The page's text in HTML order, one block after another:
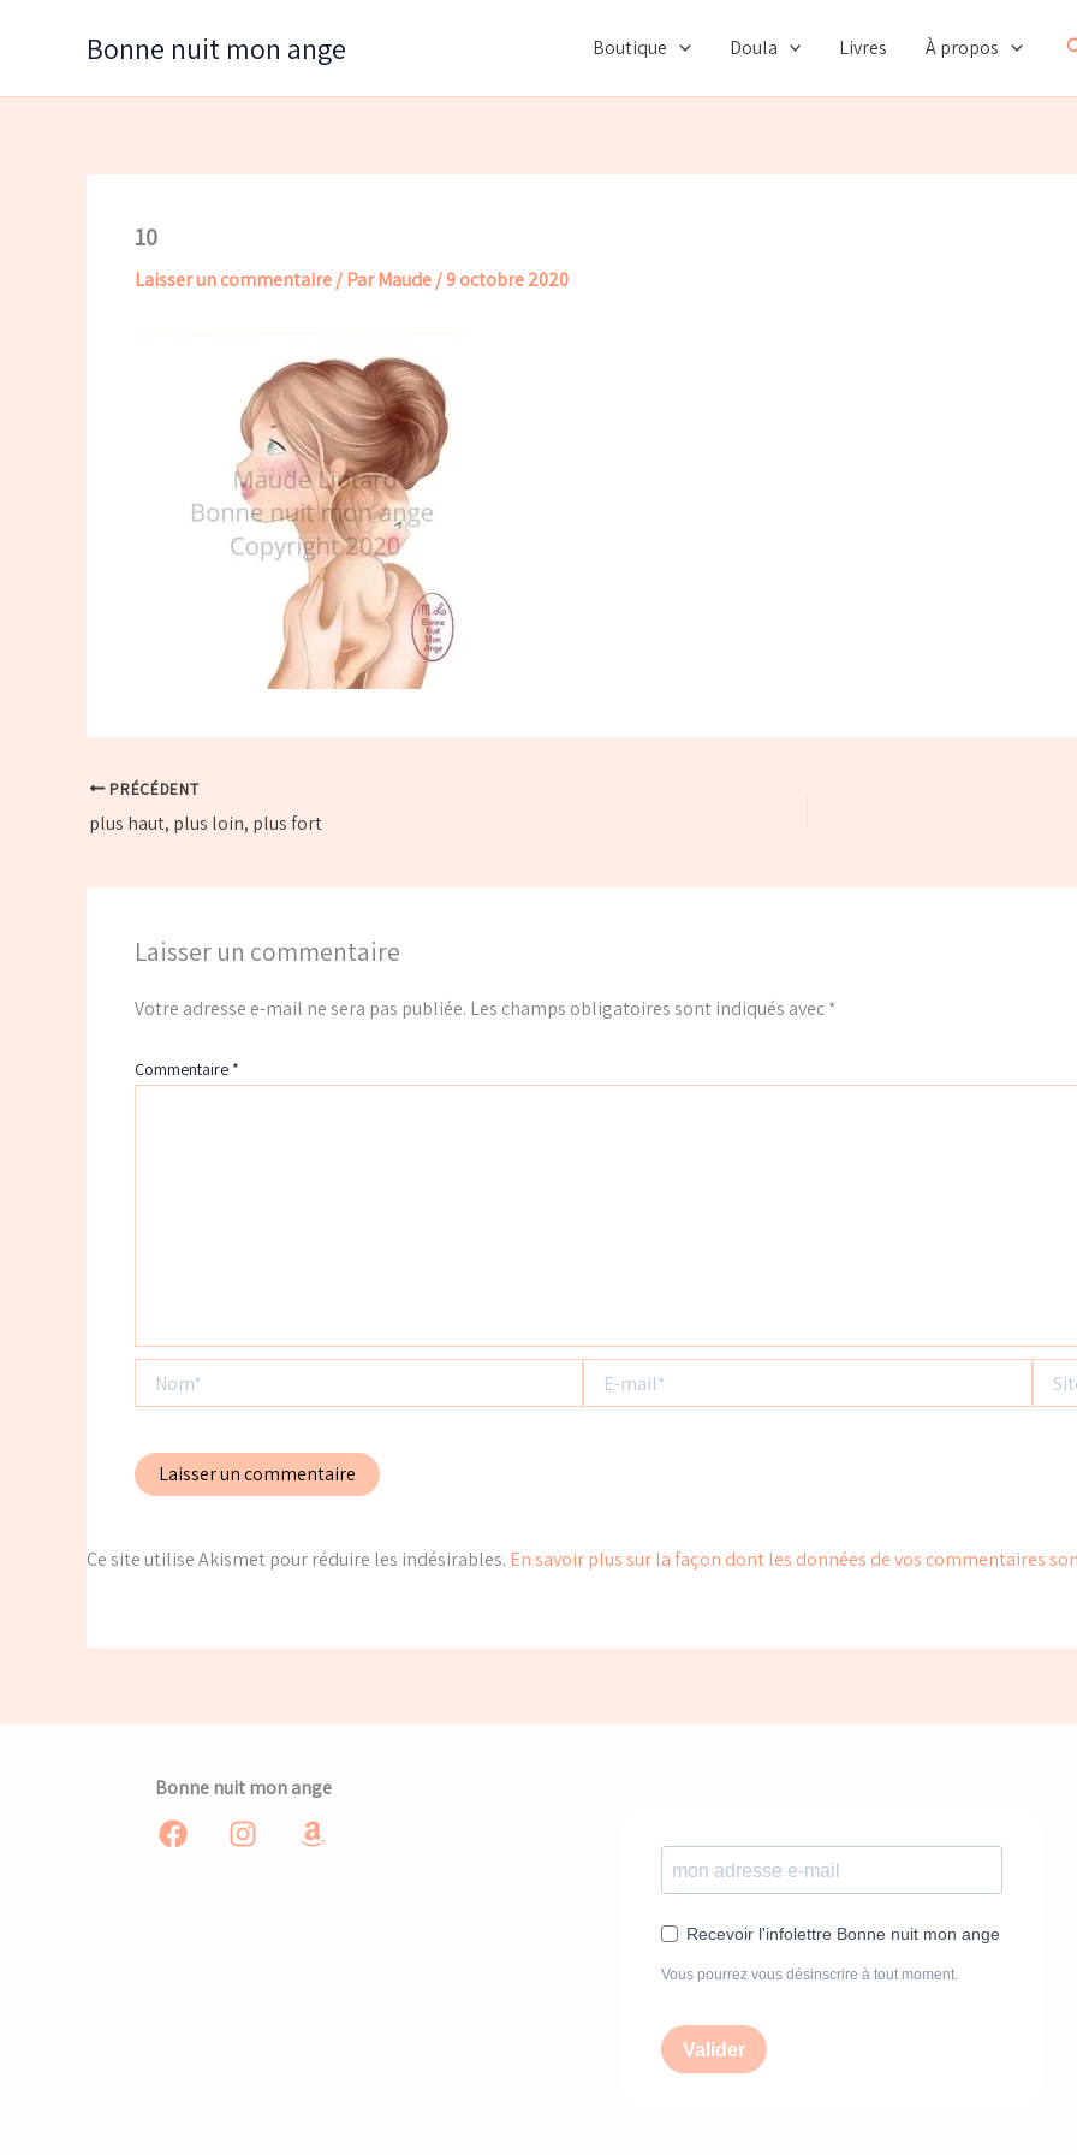
Bonne nuit mon ange Boutique Doula Livres À propos
10
Laisser un commentaire/ ParMaude/9 octobre 2020
PRÉCÉDENT
plus haut, plus loin, plus fort
Laisser un commentaire
Votre adresse e-mail ne sera pas publiée. Les champs obligatoires sont indiqués avec*
Commentaire *
mail*
Ce site utilise Akismet pour réduire les indésirables. En savoir plus sur la façon dont les données de vos commentaires
Bonne nuit mon ange
Recevoir l'infolettre Bonne nuit mon ange
Vous pourrez vous désinscrire à tout moment.
Valider